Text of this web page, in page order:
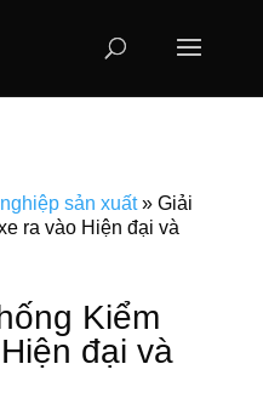
sản xuất» Giải
ra vào Hiện đại và
Kiểm
đại và